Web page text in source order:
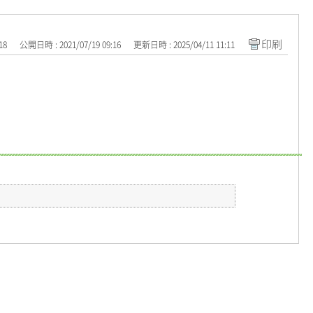
公開日時 : 2021/07/19 09:16 更新日時 : 2025/04/11 11:11 印刷